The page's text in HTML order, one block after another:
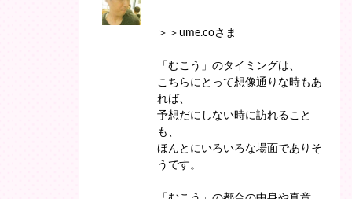
＞＞ume.coさま
「むこう」のタイミングは、
こちらにとって想像通りな時もあ
れば、
予想だにしない時に訪れること
も、
ほんとにいろいろな場面でありそ
うです。